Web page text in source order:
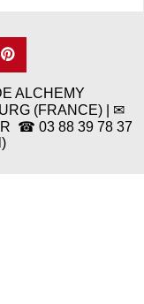
ALCHEMY
(FRANCE) | ✉
☎ 03 88 39 78 37